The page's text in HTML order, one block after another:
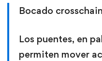
Bocado
Los puentes, en
permiten mover